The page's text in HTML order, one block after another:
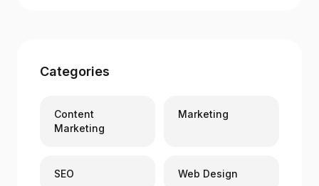
Categories
Content
Marketing
Marketing
SEO Web Design